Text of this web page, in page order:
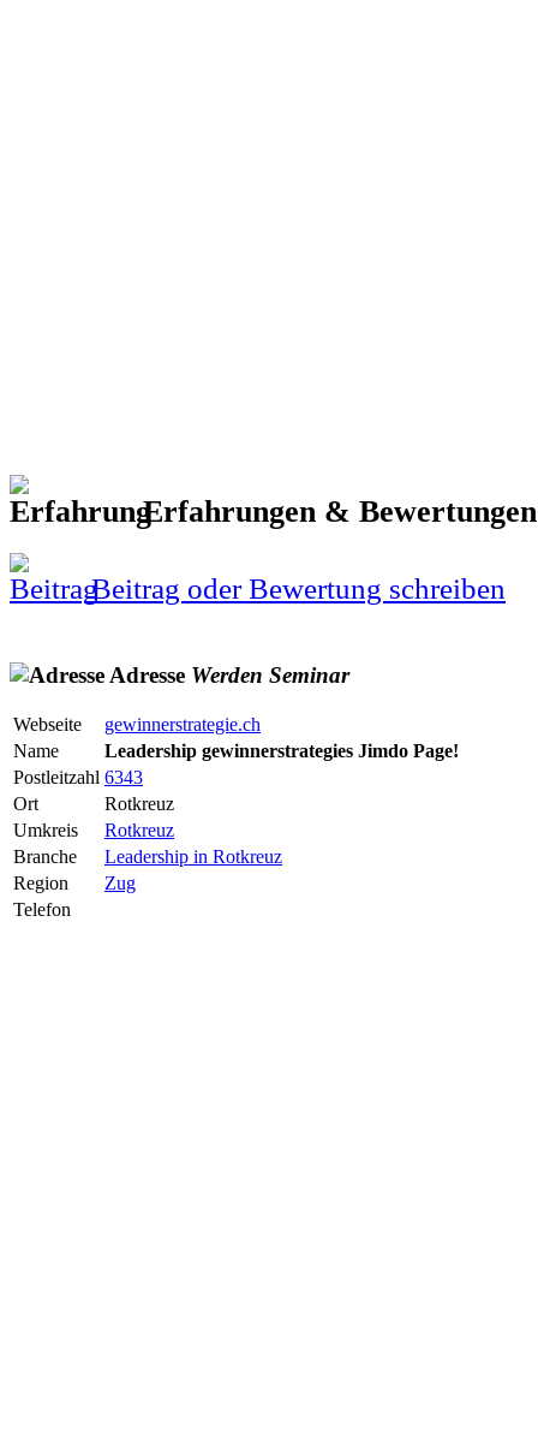
Erfahrungen &
Beitrag oder Bewertung schreiben
Adresse Werden Seminar
Webseite
gewinnerstrategie.ch
Name
Leadership gewinnerstrategies Jimdo Page!
Postleitzahl 6343
Ort
Rotkreuz
Umkreis
Rotkreuz
Branche
Leadership in Rotkreuz
Region
Zug
Telefon